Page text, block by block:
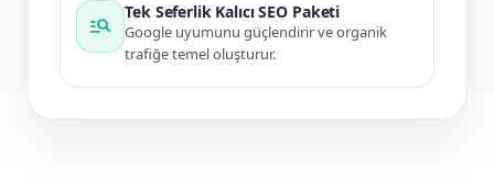
manage_search
Tek Seferlik Kalıcı SEO Paketi
Google uyumunu güçlendirir ve organik
trafiğe temel oluşturur.